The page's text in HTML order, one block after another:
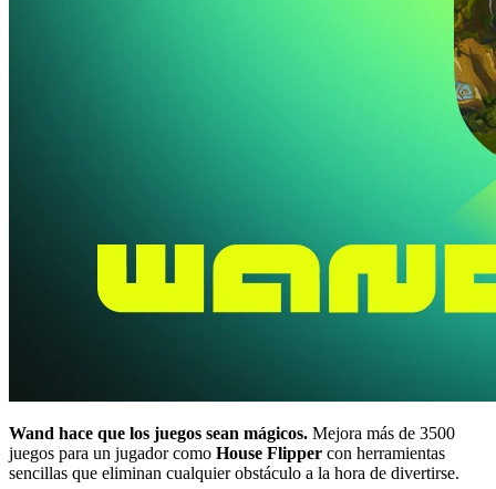
Wand hace que los juegos sean mágicos. Mejora más de 3500
juegos para un jugador como House Flipper con herramientas
sencillas que eliminan cualquier obstáculo a la hora de divertirse.